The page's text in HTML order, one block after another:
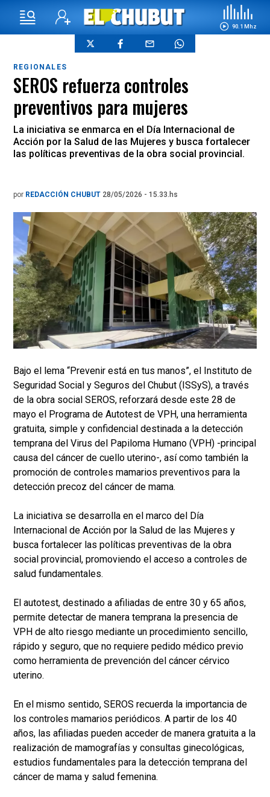
90.1 Mhz
REGIONALES
SEROS refuerza controles
preventivos para mujeres
La iniciativa se enmarca en el Día Internacional de
Acción por la Salud de las Mujeres y busca fortalecer
las políticas preventivas de la obra social provincial.
por REDACCIÓN CHUBUT 28/05/2026 - 15.33.hs
Bajo el lema “Prevenir está en tus manos”, el Instituto de
Seguridad Social y Seguros del Chubut (ISSyS), a través
de la obra social SEROS, reforzará desde este 28 de
mayo el Programa de Autotest de VPH, una herramienta
gratuita, simple y confidencial destinada a la detección
temprana del Virus del Papiloma Humano (VPH) -principal
causa del cáncer de cuello uterino-, así como también la
promoción de controles mamarios preventivos para la
detección precoz del cáncer de mama.
La iniciativa se desarrolla en el marco del Día
Internacional de Acción por la Salud de las Mujeres y
busca fortalecer las políticas preventivas de la obra
social provincial, promoviendo el acceso a controles de
salud fundamentales.
El autotest, destinado a afiliadas de entre 30 y 65 años,
permite detectar de manera temprana la presencia de
VPH de alto riesgo mediante un procedimiento sencillo,
rápido y seguro, que no requiere pedido médico previo
como herramienta de prevención del cáncer cérvico
uterino.
En el mismo sentido, SEROS recuerda la importancia de
los controles mamarios periódicos. A partir de los 40
años, las afiliadas pueden acceder de manera gratuita a la
realización de mamografías y consultas ginecológicas,
estudios fundamentales para la detección temprana del
cáncer de mama y salud femenina.